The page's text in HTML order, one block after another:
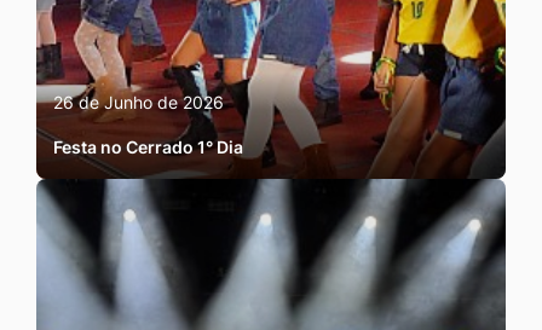
26 de Junho de 2026
Festa no Cerrado 1° Dia